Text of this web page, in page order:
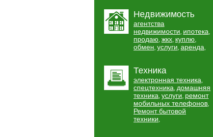
Недвижимость
агентства
недвижимости, ипотека,
продаю, жкх, куплю,
обмен, услуги, аренда,
Техника
электронная техника,
спецтехника, домашняя
техника, услуги, ремонт
мобильных телефонов,
Ремонт бытовой
техники,